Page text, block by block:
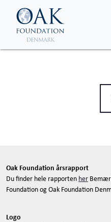
Skip to main content
Oak Foundation årsrapport
Du finder hele rapporten her
Foundation og Oak Foundation
Logo